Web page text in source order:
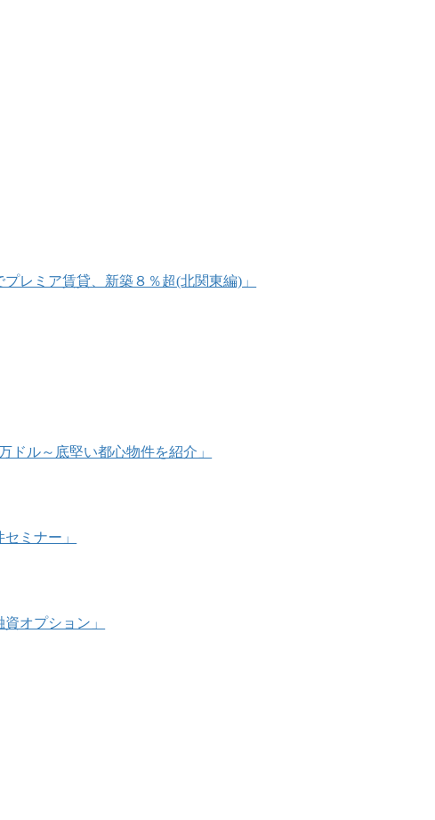
レミア賃貸、新築８％超(北関東編)」
ドル～底堅い都心物件を紹介」
ミナー」
オプション」